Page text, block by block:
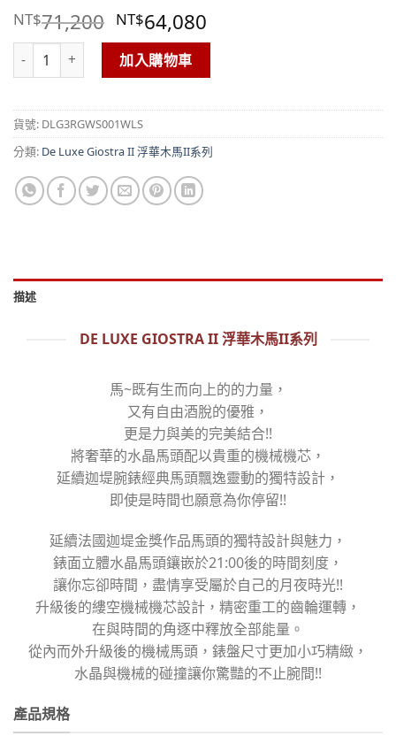
NT$71,200 NT$64,080
De Luxe Giostra II 浮華木馬II系列-白盤玫瑰金框/白色錶帶 數量
加入購物車
貨號: DLG3RGWS001WLS
分類: De Luxe Giostra II 浮華木馬II系列
描述
DE LUXE GIOSTRA II 浮華木馬II系列
馬~既有生而向上的的力量，
又有自由酒脫的優雅，
更是力與美的完美結合!!
將奢華的水晶馬頭配以貴重的機械機芯，
延續迦堤腕錶經典馬頭飄逸靈動的獨特設計，
即使是時間也願意為你停留!!
延續法國迦堤金獎作品馬頭的獨特設計與魅力，
錶面立體水晶馬頭鑲嵌於21:00後的時間刻度，
讓你忘卻時間，盡情享受屬於自己的月夜時光!!
升級後的縷空機械機芯設計，精密重工的齒輪運轉，
在與時間的角逐中釋放全部能量。
從內而外升級後的機械馬頭，錶盤尺寸更加小巧精緻，
水晶與機械的碰撞讓你驚豔的不止腕間!!
產品規格